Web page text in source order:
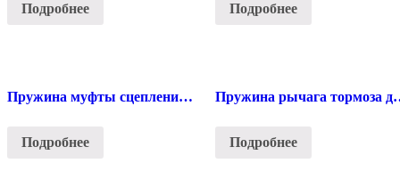
Подробнее Подробнее
Пружина муфты сцепления для пилы Stihl 440
Подробнее
Пружина
Подробнее